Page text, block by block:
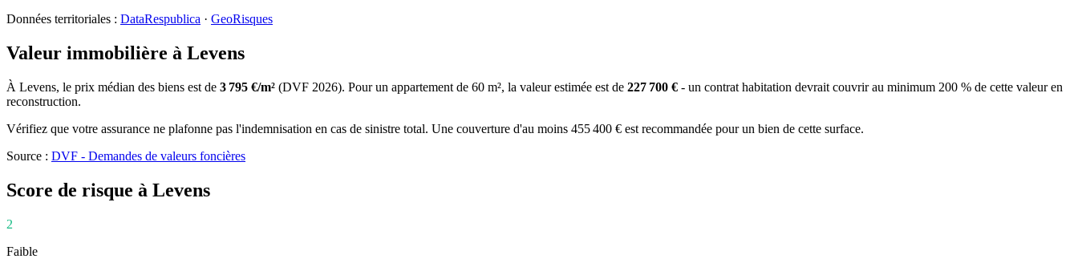
Données territoriales : DataRespublica · GeoRisques
Valeur immobilière à Levens
À Levens, le prix médian des biens est de 3 795 €/m² (DVF 2026). Pour un appartement de 60 m², la valeur estimée est de 227 700 € - un contrat habitation devrait couvrir au minimum 200 % de cette valeur en
reconstruction.
Vérifiez que votre assurance ne plafonne pas l'indemnisation en cas de sinistre total. Une couverture d'au moins 455 400 € est recommandée pour un bien de cette surface.
Source : DVF - Demandes de valeurs foncières
Score de risque à Levens
2
Faible